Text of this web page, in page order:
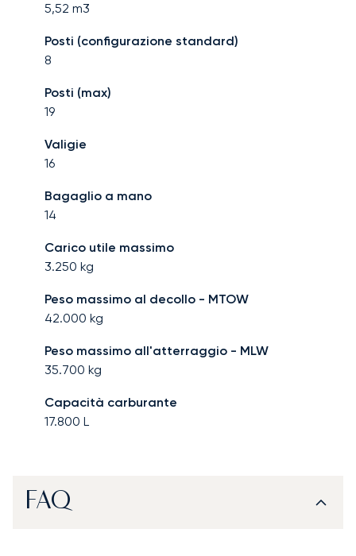
5,52 m3
Posti (configurazione standard)
8
Posti (max)
19
Valigie
16
Bagaglio a mano
14
Carico utile massimo
3.250 kg
Peso massimo al decollo - MTOW
42.000 kg
Peso massimo all'atterraggio - MLW
35.700 kg
Capacità carburante
17.800 L
FAQ